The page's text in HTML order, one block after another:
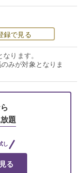
録で見る
ります。
みが対象となりま
題
し
る